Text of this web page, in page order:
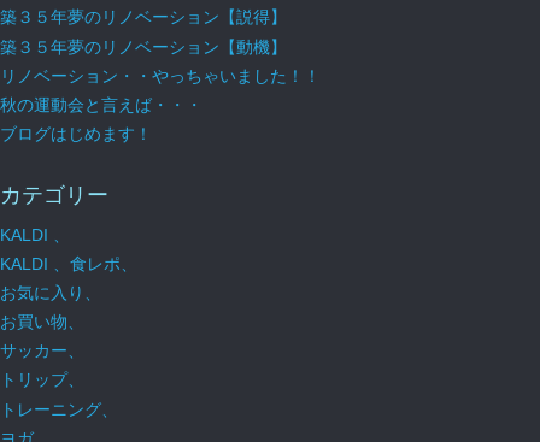
築３５年夢のリノベーション【説得】
築３５年夢のリノベーション【動機】
リノベーション・・やっちゃいました！！
秋の運動会と言えば・・・
ブログはじめます！
カテゴリー
KALDI 、
KALDI 、食レポ、
お気に入り、
お買い物、
サッカー、
トリップ、
トレーニング、